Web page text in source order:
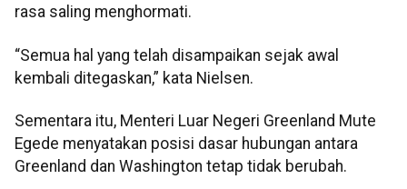
rasa saling menghormati.
“Semua hal yang telah disampaikan sejak awal
kembali ditegaskan,” kata Nielsen.
Sementara itu, Menteri Luar Negeri Greenland Mute
Egede menyatakan posisi dasar hubungan antara
Greenland dan Washington tetap tidak berubah.